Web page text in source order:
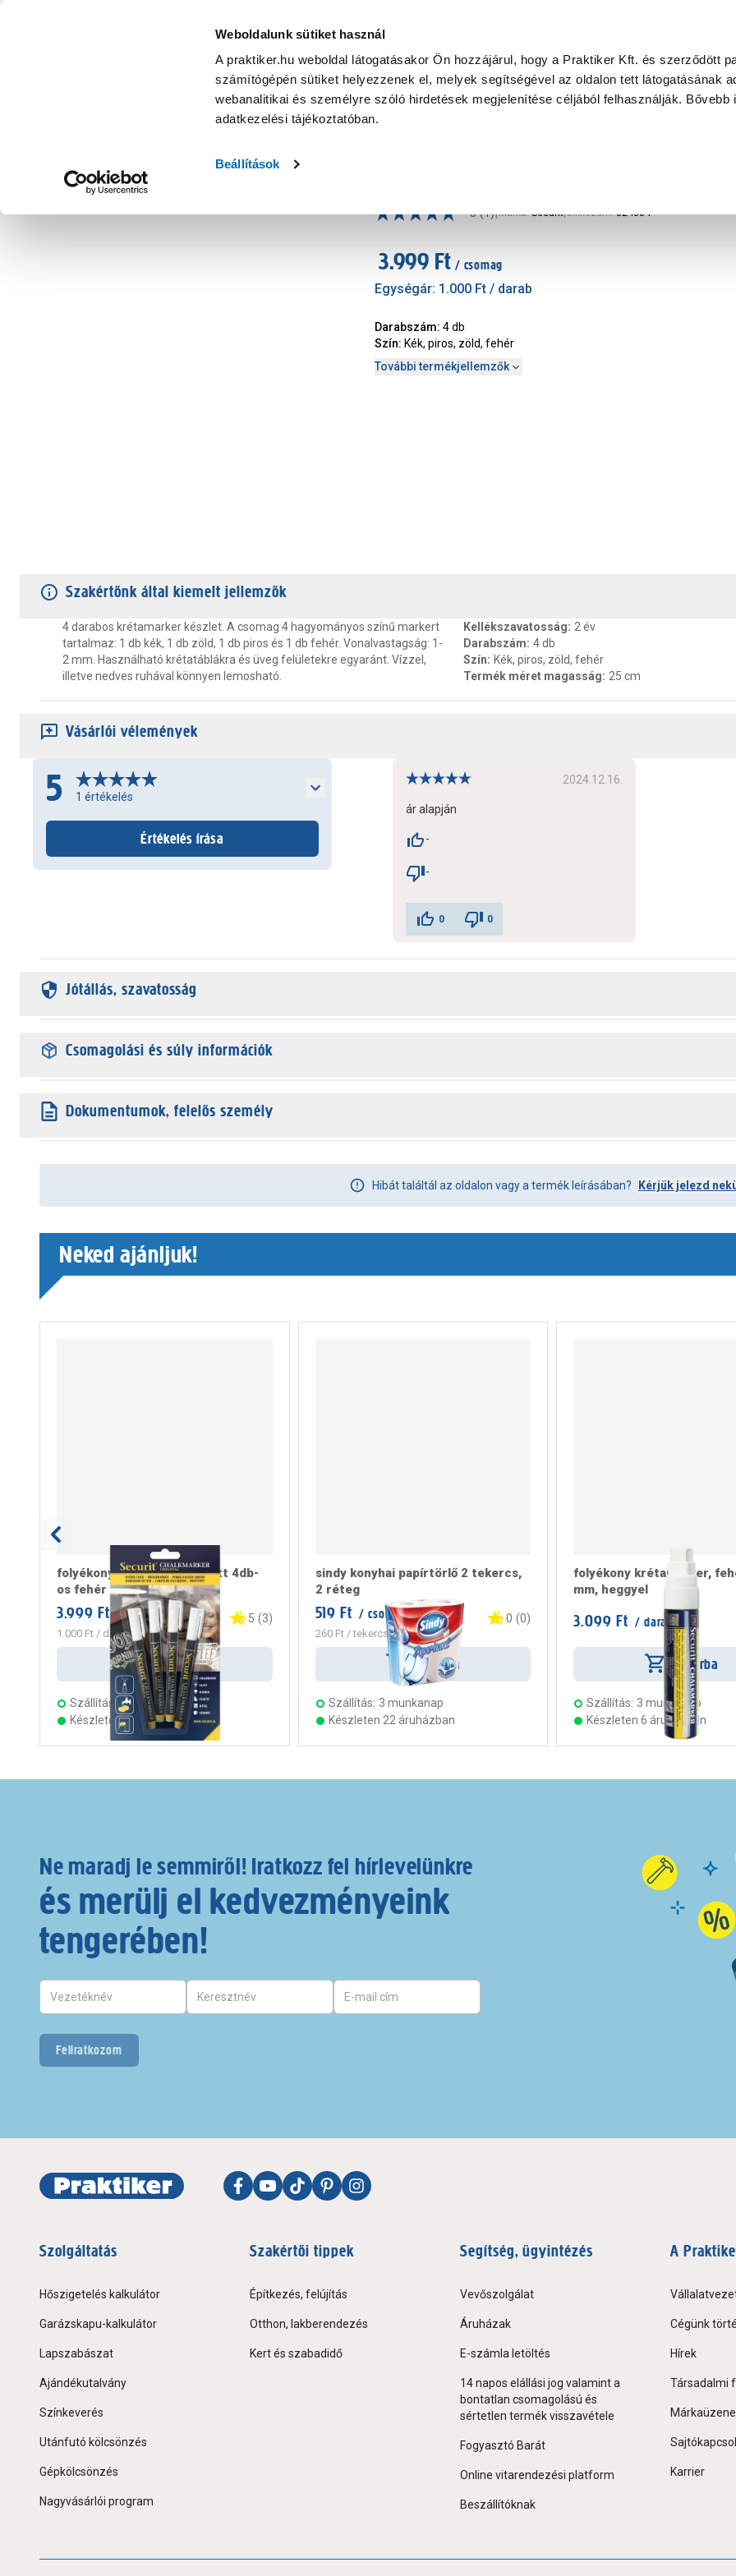
Weboldalunk sütiket használ
A praktiker.hu weboldal látogatásakor Ön hozzájárul, hogy a Praktiker Kft. és szerződött
számítógépén sütiket helyezzenek el, melyek segítségével az oldalon tett látogatásának
webanalitikai és személyre szóló hirdetések megjelenítése céljából felhasználják. Bővebb
adatkezelési tájékoztatóban.
Beállítások
KATEGÓRIÁK
Nyereményjáték Praktiker Professional Szakiajánló Ügyintézés és Információ
5 (1)|Márka: Securit|Cikkszám: 324084
3.999 Ft / csomag
Egységár: 1.000 Ft / darab
Darabszám: 4 db
Szín: Kék, piros, zöld, fehér
További termékjellemzők
Szakértőnk által kiemelt jellemzők
4 darabos krétamarker készlet. A csomag 4 hagyományos színű markert
tartalmaz: 1 db kék, 1 db zöld, 1 db piros és 1 db fehér. Vonalvastagság: 1-
2 mm. Használható krétatáblákra és üveg felületekre egyaránt. Vízzel,
illetve nedves ruhával könnyen lemosható.
Kellékszavatosság: 2 év
Darabszám: 4 db
Szín: Kék, piros, zöld, fehér
Termék méret magasság: 25 cm
Vásárlói vélemények
5 1 értékelés
Értékelés írása
2024.12.16.
ár alapján
-
-
0 0
Jótállás, szavatosság
Csomagolási és súly információk
Dokumentumok, felelős személy
Hibát találtál az oldalon vagy a termék leírásában? Kérjük jelezd
Neked ajánljuk!
folyékony krétamarker szett 4db-
os fehér
3.999 Ft / csomag
1.000 Ft / darab
5 (3)
Kosárba
Szállítás: 3 munkanap
Készleten 18 áruházban
sindy konyhai papírtörlő 2 tekercs,
2 réteg
519 Ft / csomag
260 Ft/ tekercs
0 (0)
Kosárba
Szállítás: 3 munkanap
Készleten 22 áruházban
folyékony krétamarker,
mm, heggyel
3.099 Ft / darab
Kosárba
Szállítás: 3 munkanap
Készleten 6 áruházban
Ne maradj le semmiről! Iratkozz fel hírlevelünkre
és merülj el kedvezményeink
tengerében!
Feliratkozom
Szolgáltatás
Hőszigetelés kalkulátor
Garázskapu-kalkulátor
Lapszabászat
Ajándékutalvány
Színkeverés
Utánfutó kölcsönzés
Gépkölcsönzés
Nagyvásárlói program
Szakértői tippek
Építkezés, felújítás
Otthon, lakberendezés
Kert és szabadidő
Segítség, ügyintézés
Vevőszolgálat
Áruházak
E-számla letöltés
14 napos elállási jog valamint a
bontatlan csomagolású és
sértetlen termék visszavétele
Fogyasztó Barát
Online vitarendezési platform
Beszállítóknak
A
Cégünk
Hírek
Társadalmi
Karrier